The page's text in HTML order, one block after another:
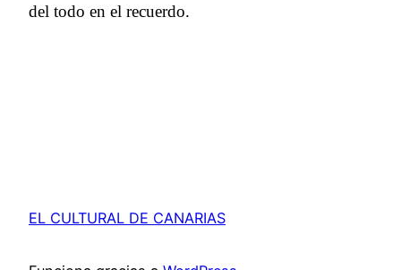
del todo en el recuerdo.
EL CULTURAL DE CANARIAS